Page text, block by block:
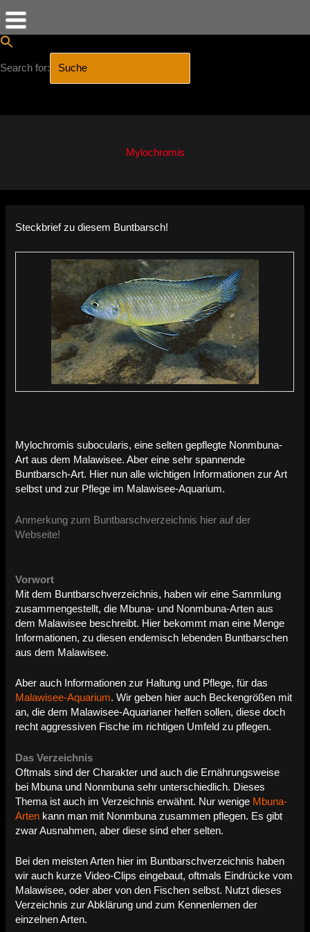
Search for:
Mylochromis
Steckbrief zu diesem Buntbarsch!
Mylochromis subocularis, eine selten gepflegte Nonmbuna-
Art aus dem Malawisee. Aber eine sehr spannende
Buntbarsch-Art. Hier nun alle wichtigen Informationen zur Art
selbst und zur Pflege im Malawisee-Aquarium.
Anmerkung zum Buntbarschverzeichnis hier auf der
Webseite!
Vorwort
Mit dem Buntbarschverzeichnis, haben wir eine Sammlung
zusammengestellt, die Mbuna- und Nonmbuna-Arten aus
dem Malawisee beschreibt. Hier bekommt man eine Menge
Informationen, zu diesen endemisch lebenden Buntbarschen
aus dem Malawisee.
Aber auch Informationen zur Haltung und Pflege, für das
Malawisee-Aquarium. Wir geben hier auch Beckengrößen mit
an, die dem Malawisee-Aquarianer helfen sollen, diese doch
recht aggressiven Fische im richtigen Umfeld zu pflegen.
Das Verzeichnis
Oftmals sind der Charakter und auch die Ernährungsweise
bei Mbuna und Nonmbuna sehr unterschiedlich. Dieses
Thema ist auch im Verzeichnis erwähnt. Nur wenige Mbuna-
Arten kann man mit Nonmbuna zusammen pflegen. Es gibt
zwar Ausnahmen, aber diese sind eher selten.
Bei den meisten Arten hier im Buntbarschverzeichnis haben
wir auch kurze Video-Clips eingebaut, oftmals Eindrücke vom
Malawisee, oder aber von den Fischen selbst. Nutzt dieses
Verzeichnis zur Abklärung und zum Kennenlernen der
einzelnen Arten.